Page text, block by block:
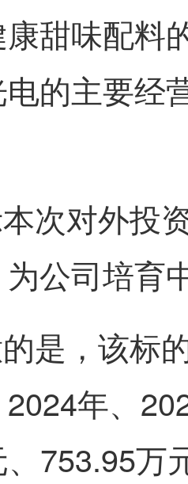
甜味配料
的主要经
次对外投
公司培育
是，该标
年、
753.95万